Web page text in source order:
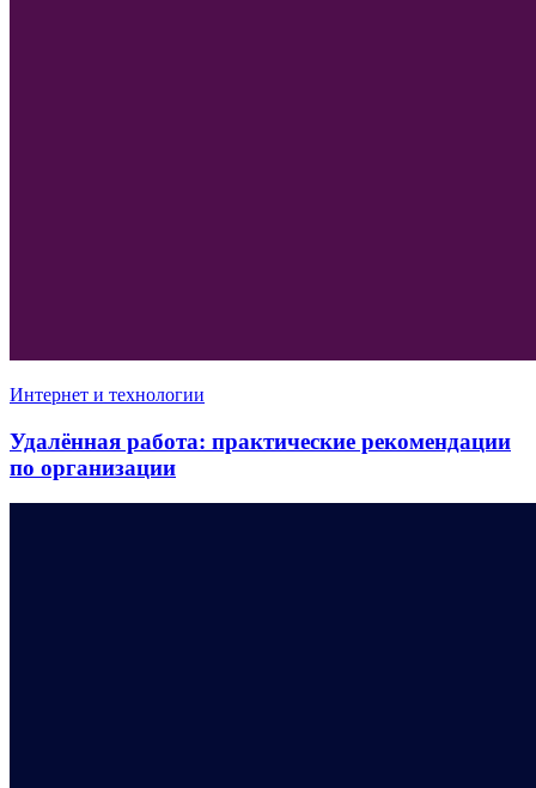
Интернет и технологии
Удалённая работа: практические рекомендации
по организации